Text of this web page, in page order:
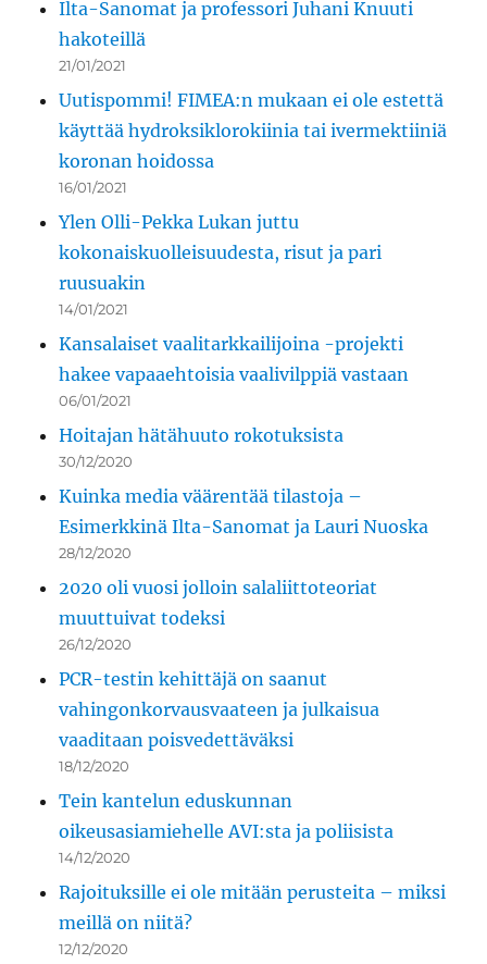
Ilta-Sanomat ja professori Juhani Knuuti
hakoteillä
21/01/2021
Uutispommi! FIMEA:n mukaan ei ole estettä
käyttää hydroksiklorokiinia tai ivermektiiniä
koronan hoidossa
16/01/2021
Ylen Olli-Pekka Lukan juttu
kokonaiskuolleisuudesta, risut ja pari
ruusuakin
14/01/2021
Kansalaiset vaalitarkkailijoina -projekti
hakee vapaaehtoisia vaalivilppiä vastaan
06/01/2021
Hoitajan hätähuuto rokotuksista
30/12/2020
Kuinka media väärentää tilastoja –
Esimerkkinä Ilta-Sanomat ja Lauri Nuoska
28/12/2020
2020 oli vuosi jolloin salaliittoteoriat
muuttuivat todeksi
26/12/2020
PCR-testin kehittäjä on saanut
vahingonkorvausvaateen ja julkaisua
vaaditaan poisvedettäväksi
18/12/2020
Tein kantelun eduskunnan
oikeusasiamiehelle AVI:sta ja poliisista
14/12/2020
Rajoituksille ei ole mitään perusteita – miksi
meillä on niitä?
12/12/2020